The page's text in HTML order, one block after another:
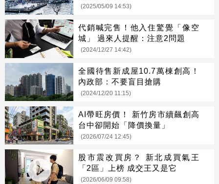
(2025/05/09 14:53)
代銷喊完售！他入住驚覺「像空
城」 過來人提醒：注意2問題
(2024/12/27 14:42)
全國待售新成屋10.7萬棟創高！
內政部：不要盲目搶購
(2024/12/20 11:15)
AI帶旺房價！ 新竹房市續飆創高
台中卻開始「降價換量」
(2026/07/24 12:45)
股市震改買房？ 新北成買氣王
「2區」上榜 成交王又是它
(2026/06/09 09:58)